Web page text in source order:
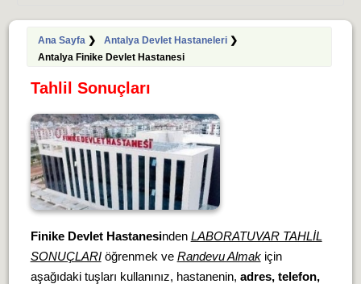
Ana Sayfa❯ Antalya Devlet Hastaneleri❯
Antalya Finike Devlet Hastanesi
Tahlil Sonuçları
Finike Devlet Hastanesinden LABORATUVAR TAHLİL
SONUÇLARIöğrenmek ve Randevu Almakiçin
aşağıdaki tuşları kullanınız, hastanenin, adres, telefon,